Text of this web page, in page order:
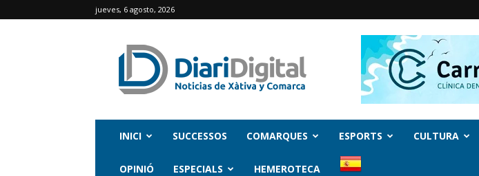
jueves, 6 agosto, 2026
INICI SUCCESSOS COMARQUES ESPORTS CULTURA
OPINIÓ ESPECIALS HEMEROTECA